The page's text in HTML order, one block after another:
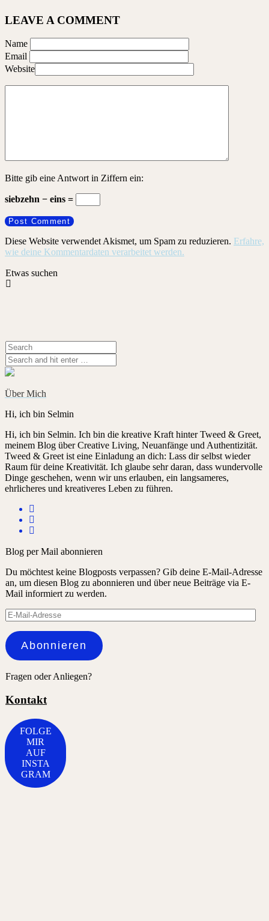
LEAVE A COMMENT
Name
Email
Website
Bitte gib eine Antwort in Ziffern ein:
siebzehn − eins =
Diese Website verwendet Akismet, um Spam zu reduzieren. Erfahre,
wie deine Kommentardaten verarbeitet werden.
Etwas suchen
Über Mich
Hi, ich bin Selmin
Hi, ich bin Selmin. Ich bin die kreative Kraft hinter Tweed & Greet,
meinem Blog über Creative Living, Neuanfänge und Authentizität.
Tweed & Greet ist eine Einladung an dich: Lass dir selbst wieder
Raum für deine Kreativität. Ich glaube sehr daran, dass wundervolle
Dinge geschehen, wenn wir uns erlauben, ein langsameres,
ehrlicheres und kreativeres Leben zu führen.
Blog per Mail abonnieren
Du möchtest keine Blogposts verpassen? Gib deine E-Mail-Adresse
an, um diesen Blog zu abonnieren und über neue Beiträge via E-
Mail informiert zu werden.
E-
Mail-
Adresse
Abonnieren
Fragen oder Anliegen?
Kontakt
FOLGE
MIR
AUF
INSTA
GRAM